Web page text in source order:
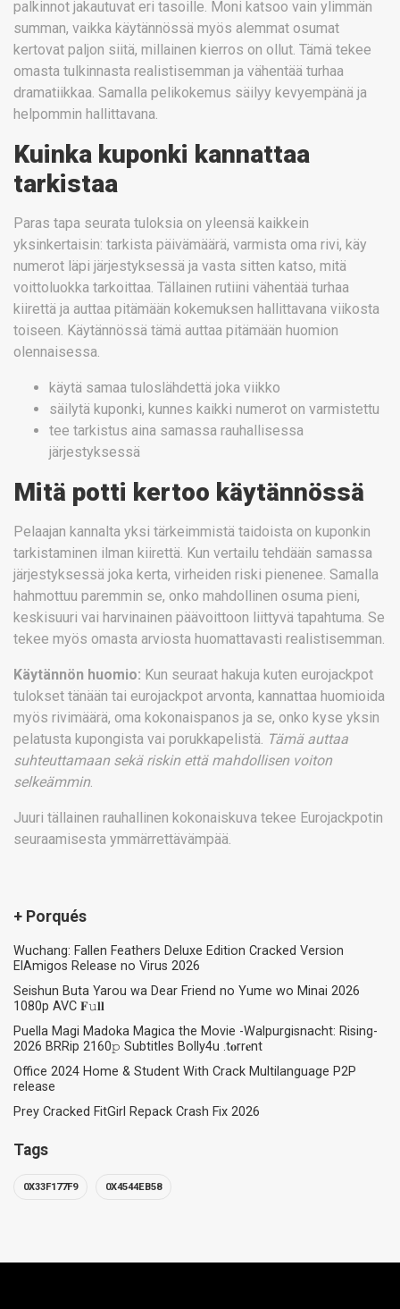
palkinnot jakautuvat eri tasoille. Moni katsoo vain ylimmän
summan, vaikka käytännössä myös alemmat osumat
kertovat paljon siitä, millainen kierros on ollut. Tämä tekee
omasta tulkinnasta realistisemman ja vähentää turhaa
dramatiikkaa. Samalla pelikokemus säilyy kevyempänä ja
helpommin hallittavana.
Kuinka kuponki kannattaa
tarkistaa
Paras tapa seurata tuloksia on yleensä kaikkein
yksinkertaisin: tarkista päivämäärä, varmista oma rivi, käy
numerot läpi järjestyksessä ja vasta sitten katso, mitä
voittoluokka tarkoittaa. Tällainen rutiini vähentää turhaa
kiirettä ja auttaa pitämään kokemuksen hallittavana viikosta
toiseen. Käytännössä tämä auttaa pitämään huomion
olennaisessa.
käytä samaa tuloslähdettä joka viikko
säilytä kuponki, kunnes kaikki numerot on varmistettu
tee tarkistus aina samassa rauhallisessa
järjestyksessä
Mitä potti kertoo käytännössä
Pelaajan kannalta yksi tärkeimmistä taidoista on kuponkin
tarkistaminen ilman kiirettä. Kun vertailu tehdään samassa
järjestyksessä joka kerta, virheiden riski pienenee. Samalla
hahmottuu paremmin se, onko mahdollinen osuma pieni,
keskisuuri vai harvinainen päävoittoon liittyvä tapahtuma. Se
tekee myös omasta arviosta huomattavasti realistisemman.
Käytännön huomio: Kun seuraat hakuja kuten eurojackpot
tulokset tänään tai eurojackpot arvonta, kannattaa huomioida
myös rivimäärä, oma kokonaispanos ja se, onko kyse yksin
pelatusta kupongista vai porukkapelistä. Tämä auttaa
suhteuttamaan sekä riskin että mahdollisen voiton
selkeämmin.
Juuri tällainen rauhallinen kokonaiskuva tekee Eurojackpotin
seuraamisesta ymmärrettävämpää.
+ Porqués
Wuchang: Fallen Feathers Deluxe Edition Cracked Version
ElAmigos Release no Virus 2026
Seishun Buta Yarou wa Dear Friend no Yume wo Minai 2026
1080p AVC 𝐅𝚞𝐥𝐥
Puella Magi Madoka Magica the Movie -Walpurgisnacht: Rising-
2026 BRRip 2160𝚙 Subtitles Bolly4u .t𝐨rr𝐞nt
Office 2024 Home & Student With Crack Multilanguage P2P
release
Prey Cracked FitGirl Repack Crash Fix 2026
Tags
0X33F177F9 0X4544EB58